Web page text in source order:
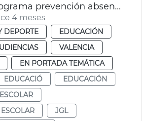
Licitación programa prevención absentismo escolar Ayuntamiento València
4 meses
DEPORTE
EDUCACIÓN
VALENCIA
EN PORTADA TEMÁTICA
EDUCACIÓ
EDUCACIÓN
JGL